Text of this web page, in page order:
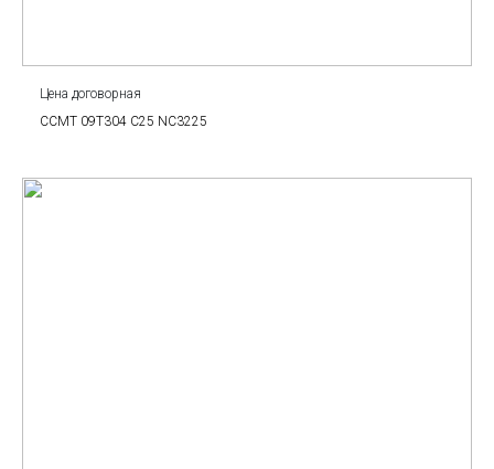
Цена договорная
CCMT 09T304 C25 NC3225